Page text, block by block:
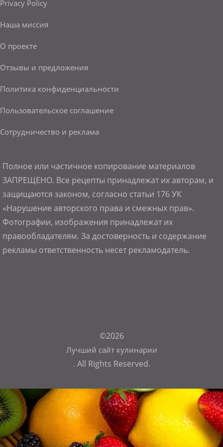
Privacy Policy
Наша миссия
О проекте
Отзывы и предложения
Политика конфиденциальности
Пользовательское соглашение
Сотрудничество и реклама
Полное или частичное копирование материалов
ЗАПРЕЩЕНО. Все рецепты принадлежат их авторам, и
защищаются законом, согласно статьи 176 УК
«Нарушение авторского права и смежных прав».
Фотографии, изображения принадлежат их
правообладателям. За достоверность и содержание
рекламы ответственность несет рекламодатель.
©2026
Лучший сайт кулинарии
. All Rights Reserved.